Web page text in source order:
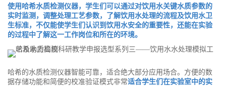
使用哈希水质检测仪器，学生们可以通过对饮用水关键水质参数的
实时监测，调整处理工艺参数，了解饮用水处理的流程及饮用水卫
生标准，不仅能使学生们认识到饮用水安全的重要性，还能在实验
的过程中了解这一工作岗位和所在的环境。
哈希的水质检测仪器智能可靠，适合绝大部分应用场合。方便的数
据存储功能和简便的校准验证模式非常适合学生们在实验室中的实